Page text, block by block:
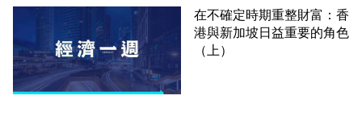
在不確定時期重整財富：香
港與新加坡日益重要的角色
（上）